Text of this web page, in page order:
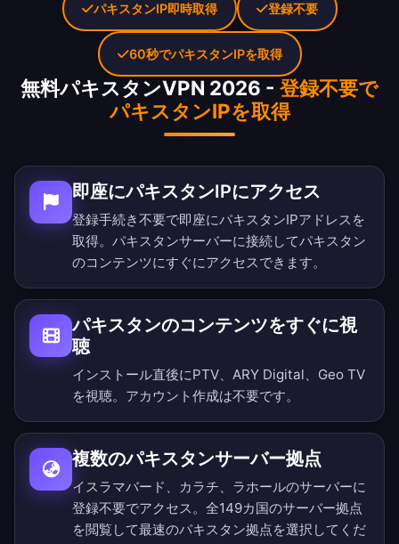
無料パキスタンVPN 2026 - 登録不要で
パキスタンIPを取得
即座にパキスタンIPにアクセス
登録手続き不要で即座にパキスタンIPアドレスを
取得。パキスタンサーバーに接続してパキスタン
のコンテンツにすぐにアクセスできます。
パキスタンのコンテンツをすぐに視
聴
インストール直後にPTV、ARY Digital、Geo TV
を視聴。アカウント作成は不要です。
複数のパキスタンサーバー拠点
イスラマバード、カラチ、ラホールのサーバーに
登録不要でアクセス。 全149カ国のサーバー拠点
を閲覧 して最速のパキスタン拠点を選択してくだ
パキスタンIP即時取得 登録不要
60秒でパキスタンIPを取得